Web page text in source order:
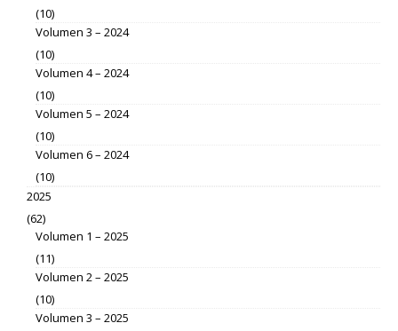
(10)
Volumen 3 – 2024
(10)
Volumen 4 – 2024
(10)
Volumen 5 – 2024
(10)
Volumen 6 – 2024
(10)
2025
(62)
Volumen 1 – 2025
(11)
Volumen 2 – 2025
(10)
Volumen 3 – 2025